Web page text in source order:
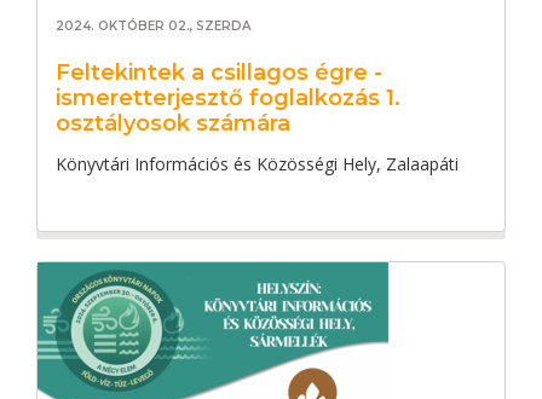
2024. OKTÓBER 02., SZERDA
Feltekintek a csillagos égre -
ismeretterjesztő foglalkozás 1.
osztályosok számára
Könyvtári Információs és Közösségi Hely, Zalaapáti